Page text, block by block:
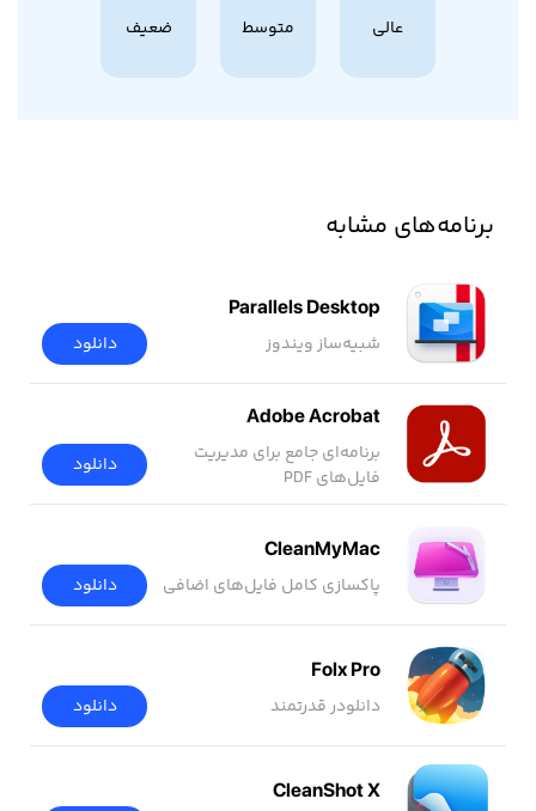
عالی متوسط ضعیف
برنامه‌های مشابه
Parallels Desktop
شبیه‌ساز ویندوز دانلود
Adobe Acrobat
برنامه‌ای جامع برای مدیریت
فایل‌های PDF
دانلود
CleanMyMac
پاکسازی کامل فایل‌های اضافی دانلود
Folx Pro
دانلودر قدرتمند دانلود
CleanShot X